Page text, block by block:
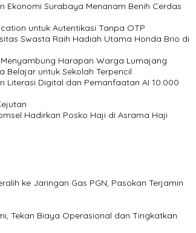
Ekonomi Surabaya Menanam Benih Cerdas
untuk Autentikasi Tanpa OTP
Swasta Raih Hadiah Utama Honda Brio di
Harapan Warga Lumajang
Belajar untuk Sekolah Terpencil
Literasi Digital dan Pemanfaatan AI 10.000
Hadirkan Posko Haji di Asrama Haji
ke Jaringan Gas PGN, Pasokan Terjamin
Tekan Biaya Operasional dan Tingkatkan